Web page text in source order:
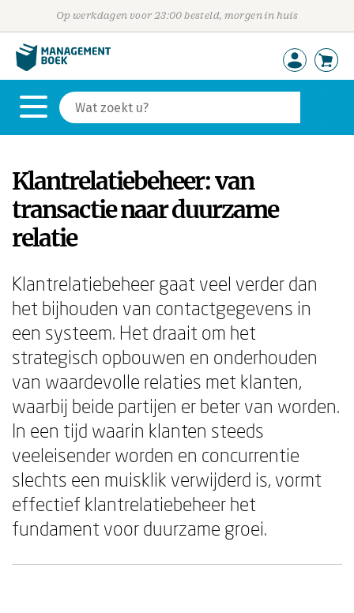
Op werkdagen voor 23:00 besteld, morgen in huis
Klantrelatiebeheer: van
transactie naar duurzame
relatie
Klantrelatiebeheer gaat veel verder dan
het bijhouden van contactgegevens in
een systeem. Het draait om het
strategisch opbouwen en onderhouden
van waardevolle relaties met klanten,
waarbij beide partijen er beter van worden.
In een tijd waarin klanten steeds
veeleisender worden en concurrentie
slechts een muisklik verwijderd is, vormt
effectief klantrelatiebeheer het
fundament voor duurzame groei.